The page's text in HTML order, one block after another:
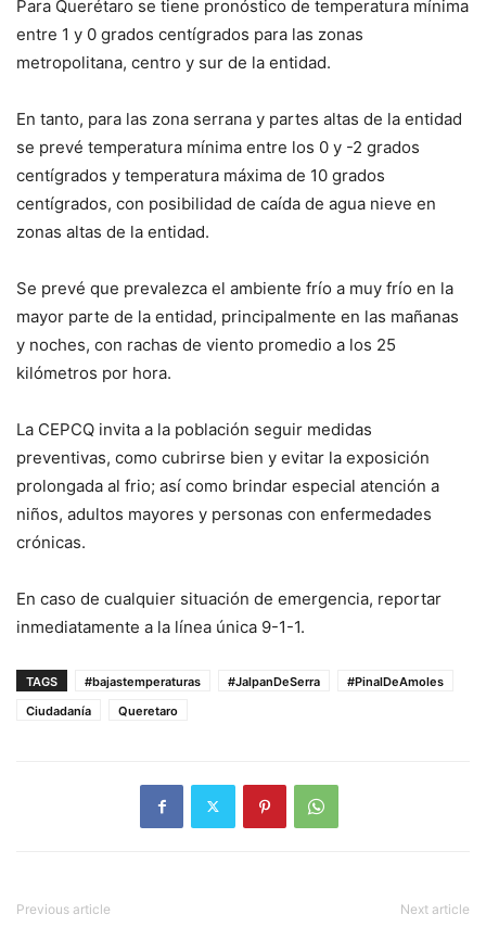
Para Querétaro se tiene pronóstico de temperatura mínima
entre 1 y 0 grados centígrados para las zonas
metropolitana, centro y sur de la entidad.
En tanto, para las zona serrana y partes altas de la entidad
se prevé temperatura mínima entre los 0 y -2 grados
centígrados y temperatura máxima de 10 grados
centígrados, con posibilidad de caída de agua nieve en
zonas altas de la entidad.
Se prevé que prevalezca el ambiente frío a muy frío en la
mayor parte de la entidad, principalmente en las mañanas
y noches, con rachas de viento promedio a los 25
kilómetros por hora.
La CEPCQ invita a la población seguir medidas
preventivas, como cubrirse bien y evitar la exposición
prolongada al frio; así como brindar especial atención a
niños, adultos mayores y personas con enfermedades
crónicas.
En caso de cualquier situación de emergencia, reportar
inmediatamente a la línea única 9-1-1.
TAGS #bajastemperaturas #JalpanDeSerra
#PinalDeAmoles
Ciudadanía
Queretaro
Previous article Next article